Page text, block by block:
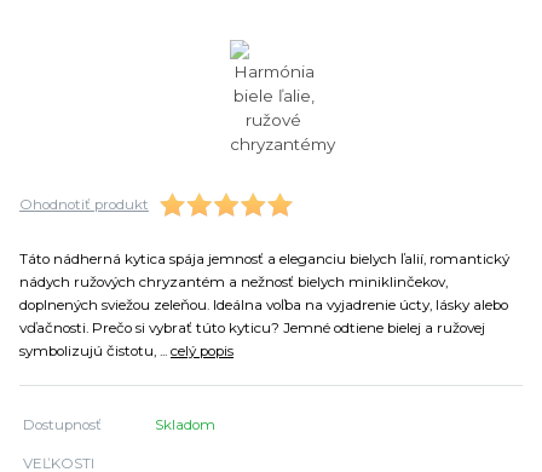
Ohodnotiť produkt
Táto nádherná kytica spája jemnosť a eleganciu bielych ľalií, romantický
nádych ružových chryzantém a nežnosť bielych miniklinčekov,
doplnených sviežou zeleňou. Ideálna voľba na vyjadrenie úcty, lásky alebo
vďačnosti. Prečo si vybrať túto kyticu? Jemné odtiene bielej a ružovej
symbolizujú čistotu, ... celý popis
Dostupnosť Skladom
VEĽKOSTI